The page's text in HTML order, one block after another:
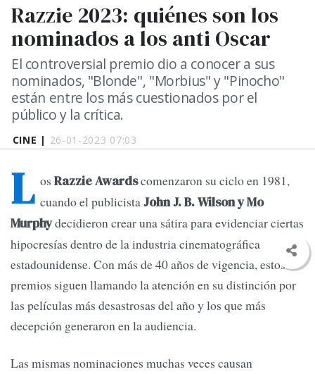
CINE | 26-01-2023 07:03
Razzie 2023: quiénes son los
nominados a los anti Oscar
El controversial premio dio a conocer a sus
nominados, "Blonde", "Morbius" y "Pinocho"
están entre los más cuestionados por el
público y la crítica.
L os Razzie Awardscomenzaron su ciclo en 1981,
cuando el publicistaJohn J. B. Wilson y Mo
Murphydecidieron crear una sátira para evidenciar ciertas
hipocresías dentro de la industria cinematográfica
estadounidense. Con más de 40 años de vigencia, estos
premios siguen llamando la atención en su distinción por
las películas más desastrosas del año y los que más
decepción generaron en la audiencia.
Las mismas nominaciones muchas veces causan